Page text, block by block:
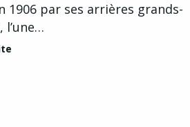
1906 par ses arrières grands-
l’une…